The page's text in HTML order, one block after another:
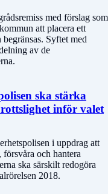
med förslag som
att placera ett
Syftet med
av de
ska stärka
inför valet
i uppdrag att
och hantera
ska särskilt redogöra
2018.